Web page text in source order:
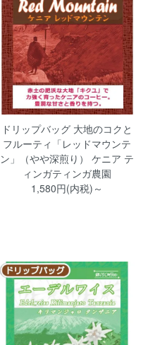
ドリップバッグ 大地のコクと
フルーティ「レッドマウンテ
ン」（やや深煎り） ケニア テ
ィンガティンガ農園
1,580円(内税)～